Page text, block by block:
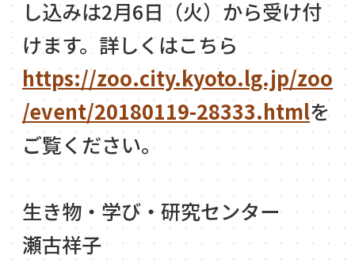
し込みは2月6日（火）から受け付
けます。詳しくはこちら
https://zoo.city.kyoto.lg.jp/zoo
/event/20180119-28333.htmlを
ご覧ください。
生き物・学び・研究センター
瀬古祥子